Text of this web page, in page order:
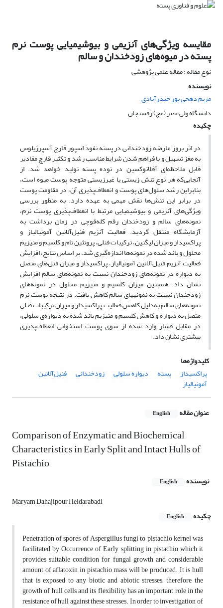
مقایسه ویژگی‌های آنزیمی و بیوشیمیایی پوست نرم
پسته در میوه‌های زودخندان و سالم
نوع مقاله : مقاله علمی پژوهشی
نویسنده
مریم دهجی پور حیدرآبادی
دانشگاه ولی‌عصر (عج) رفسنجان
چکیده
در اثر بروز عارضه زودخندانی در پسته نفوذ اسپور قارچ آسپرژیلوس
به مغز تسهیل و با فراهم شدن شرایط مناسب رشد و تکثیر قارچ مقادیر
قابل ملاحظه‌ای آفلاتوکسین در توده پسته تولید خواهد شد. از
آنجایی‌که هر نوع تنش زیستی یا غیرزیستی متوجه پوست میوه است،
بنابراین رشد سلول‌های پوست و انعطاف‌پذیری آن، در مقاومت پوست
در برابر این تنش‌ها نقش مهمی به عهده دارد. به منظور بررسی
ویژگی‌های آنزیمی و بیوشیمیایی مرتبط با انعطاف‌پذیری پوست نرم،
نمونه‌های سالم و زودخندان رقم کله‌قوچی در زمان برداشت به
آزمایشگاه منتقل گردید. فعالیت آنزیم فنیل‌آلانین آمونیالیاز و
پراکسیداز و میزان لیگنین، ترکیبات فنلی، پروتئین تام و کلسیم و منیزیم
محلول و باند شده در نمونه‌ها اندازه‌گیری شد. بر اساس نتایج، افزایش
فعالیت آنزیم فنیل‌آلانین آمونیالیاز، پراکسیداز و میزان فنل‌های متصل
به دیواره در نمونه‌های زودخندان نسبت به نمونه‌های سالم افزایش
نشان داد. همچنین میزان کلسیم و منیزیم محلول در نمونه‌های
زودخندان نسبت به نمونه­های سالم کاهش یافت. در نتیجه پوست نرم
نمونه‌های سالم به‌دلیل کاهش فعالیت پراکسیداز و میزان ترکیبات فنلی
متصل به دیواره و کاهش کلسیم و منیزیم باند شده به دیواره‌ی سلولی،
در مقابل فشار وارد شده از سوی پوست استخوانی انعطاف‌پذیری
بیشتری نشان داد.
کلیدواژه‌ها
پراکسیداز
پسته دیواره سلولی زودخندانی فنیل‌آلانین
آمونیالیاز
عنوان مقاله English
Comparison of Enzymatic and Biochemical
Characteristics in Early Split and Intact Hulls of
Pistachio
نویسنده English
Maryam Dahajipour Heidarabadi
چکیده
English
Penetration of spores of Aspergillus fungi to pistachio kernel was
facilitated by Occurrence of Early splitting in pistachio which it
provides suitable condition for fungal growth and considerable
amount of aflatoxin in pistachio mass will be produced. It is hull
that is exposed to any biotic and abiotic stresses; therefore, the
growth of hull cells and its flexibility has an important role in the
resistance of hull against these stresses. In order to investigation of